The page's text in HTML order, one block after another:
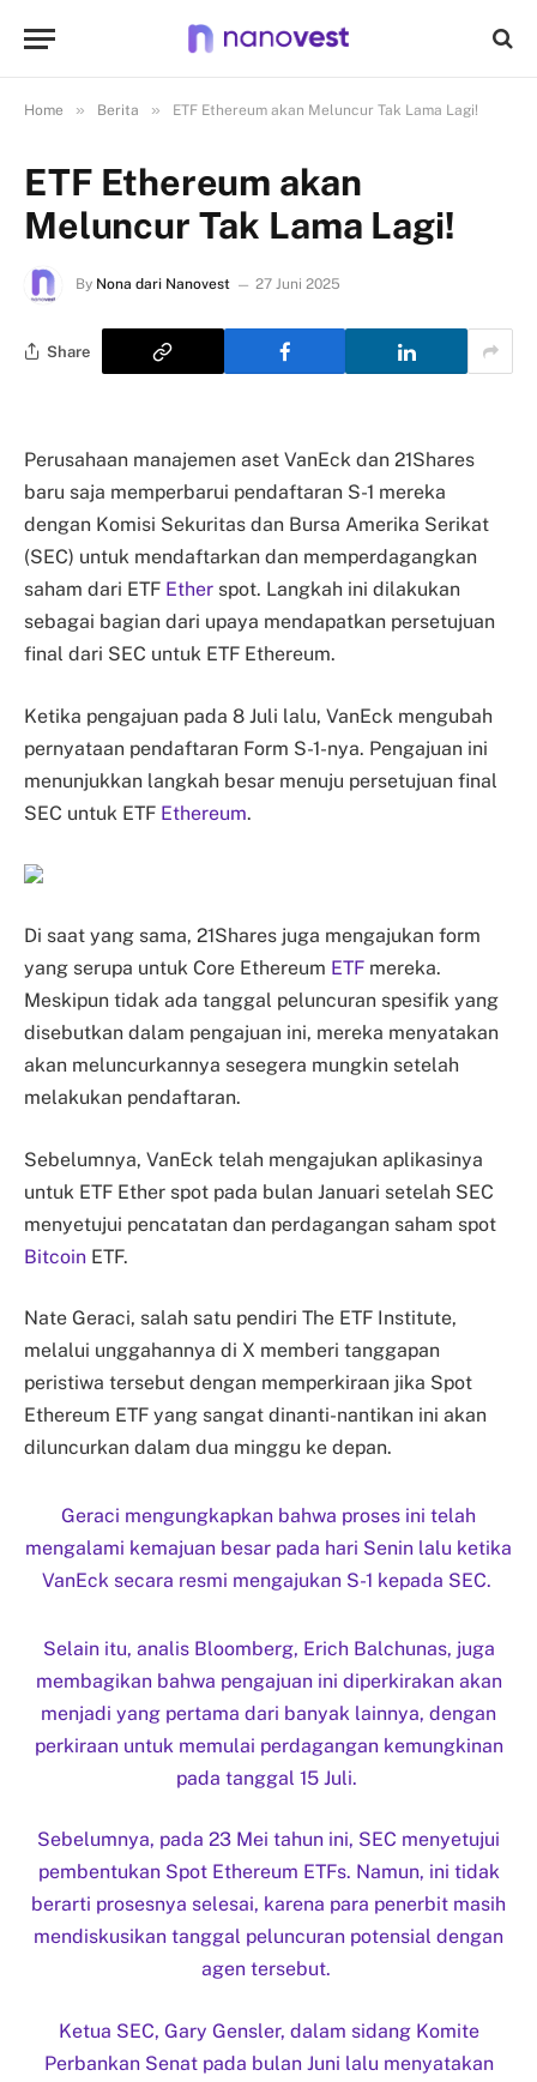
Home » Berita » ETF Ethereum akan Meluncur Tak Lama Lagi!
ETF Ethereum akan
Meluncur Tak Lama Lagi!
By Nona dari Nanovest 27 Juni 2025
Share
Perusahaan manajemen aset VanEck dan 21Shares
baru saja memperbarui pendaftaran S-1 mereka
dengan Komisi Sekuritas dan Bursa Amerika Serikat
(SEC) untuk mendaftarkan dan memperdagangkan
saham dari ETF Ether spot. Langkah ini dilakukan
sebagai bagian dari upaya mendapatkan persetujuan
final dari SEC untuk ETF Ethereum.
Ketika pengajuan pada 8 Juli lalu, VanEck mengubah
pernyataan pendaftaran Form S-1-nya. Pengajuan ini
menunjukkan langkah besar menuju persetujuan final
SEC untuk ETF Ethereum.
Di saat yang sama, 21Shares juga mengajukan form
yang serupa untuk Core Ethereum ETF mereka.
Meskipun tidak ada tanggal peluncuran spesifik yang
disebutkan dalam pengajuan ini, mereka menyatakan
akan meluncurkannya sesegera mungkin setelah
melakukan pendaftaran.
Sebelumnya, VanEck telah mengajukan aplikasinya
untuk ETF Ether spot pada bulan Januari setelah SEC
menyetujui pencatatan dan perdagangan saham spot
Bitcoin ETF.
Nate Geraci, salah satu pendiri The ETF Institute,
melalui unggahannya di X memberi tanggapan
peristiwa tersebut dengan memperkiraan jika Spot
Ethereum ETF yang sangat dinanti-nantikan ini akan
diluncurkan dalam dua minggu ke depan.
Geraci mengungkapkan bahwa proses ini telah
mengalami kemajuan besar pada hari Senin lalu ketika
VanEck secara resmi mengajukan S-1 kepada SEC.
Selain itu, analis Bloomberg, Erich Balchunas, juga
membagikan bahwa pengajuan ini diperkirakan akan
menjadi yang pertama dari banyak lainnya, dengan
perkiraan untuk memulai perdagangan kemungkinan
pada tanggal 15 Juli.
Sebelumnya, pada 23 Mei tahun ini, SEC menyetujui
pembentukan Spot Ethereum ETFs. Namun, ini tidak
berarti prosesnya selesai, karena para penerbit masih
mendiskusikan tanggal peluncuran potensial dengan
agen tersebut.
Ketua SEC, Gary Gensler, dalam sidang Komite
Perbankan Senat pada bulan Juni lalu menyatakan